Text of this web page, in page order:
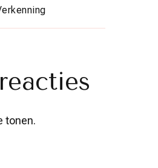
tonen.